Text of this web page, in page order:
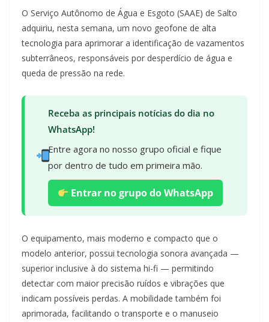
O Serviço Autônomo de Água e Esgoto (SAAE) de Salto
adquiriu, nesta semana, um novo geofone de alta
tecnologia para aprimorar a identificação de vazamentos
subterrâneos, responsáveis por desperdício de água e
queda de pressão na rede.
Receba as principais notícias do dia no
WhatsApp!
Entre agora no nosso grupo oficial e fique
por dentro de tudo em primeira mão.
Entrar no grupo do WhatsApp
O equipamento, mais moderno e compacto que o
modelo anterior, possui tecnologia sonora avançada —
superior inclusive à do sistema hi-fi — permitindo
detectar com maior precisão ruídos e vibrações que
indicam possíveis perdas. A mobilidade também foi
aprimorada, facilitando o transporte e o manuseio